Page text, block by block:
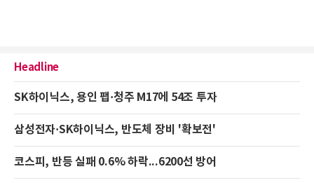
Headline
SK하이닉스, 용인 팹·청주 M17에 54조 투자
삼성전자·SK하이닉스, 반도체 장비 '확보전'
코스피, 반등 실패 0.6% 하락...6200선 방어